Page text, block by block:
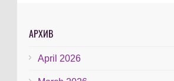
АРХИВ
April 2026